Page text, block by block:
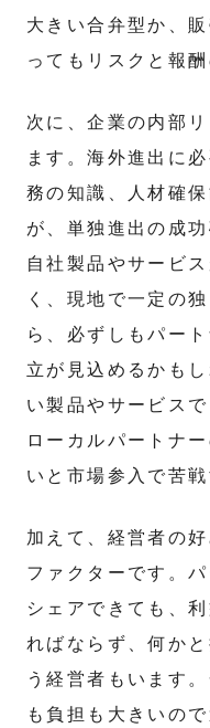
大きい合弁型か、
ってもリスクと報
次に、企業の内部
ます。海外進出に
務の知識、人材確
が、単独進出の成
自社製品やサービ
く、現地で一定の
ら、必ずしもパー
立が見込めるかも
い製品やサービス
ローカルパートナ
いと市場参入で苦
加えて、経営者の
ファクターです。
シェアできても、
ればならず、何か
う経営者もいます
も負担も大きいの